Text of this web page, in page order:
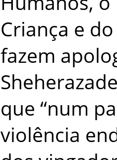
Criança e
fazem
que “num
violência